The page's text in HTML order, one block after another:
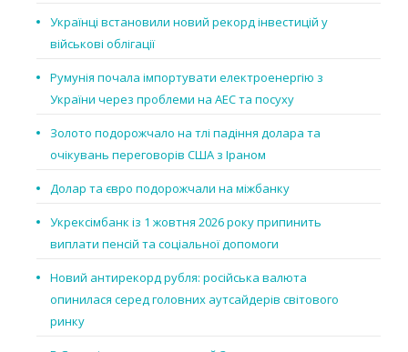
Українці встановили новий рекорд інвестицій у
військові облігації
Румунія почала імпортувати електроенергію з
України через проблеми на АЕС та посуху
Золото подорожчало на тлі падіння долара та
очікувань переговорів США з Іраном
Долар та євро подорожчали на міжбанку
Укрексімбанк із 1 жовтня 2026 року припинить
виплати пенсій та соціальної допомоги
Новий антирекорд рубля: російська валюта
опинилася серед головних аутсайдерів світового
ринку